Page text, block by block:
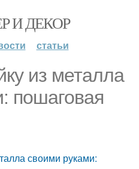
И ДЕКОР
статьи
из металла
пошаговая
своими руками: